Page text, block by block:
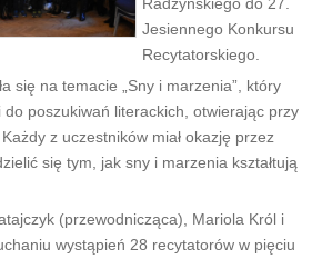
Jesiennego Konkursu
Recytatorskiego.
się na temacie „Sny i marzenia”, który
do poszukiwań literackich, otwierając przy
z uczestników miał okazję przez
się tym, jak sny i marzenia kształtują
(przewodnicząca), Mariola Król i
wystąpień 28 recytatorów w pięciu